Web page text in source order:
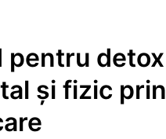
pentru detox
și fizic prin